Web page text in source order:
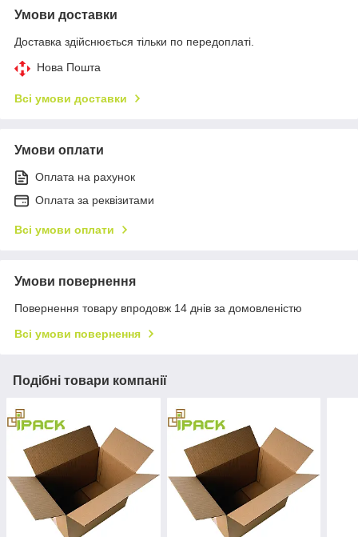
Умови доставки
Доставка здійснюється тільки по передоплаті.
Нова Пошта
Всі умови доставки
Умови оплати
Оплата на рахунок
Оплата за реквізитами
Всі умови оплати
Умови повернення
Повернення товару впродовж 14 днів за домовленістю
Всі умови повернення
Подібні товари компанії